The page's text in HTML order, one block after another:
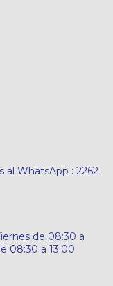
al WhatsApp : 2262
de 08:30 a
08:30 a 13:00